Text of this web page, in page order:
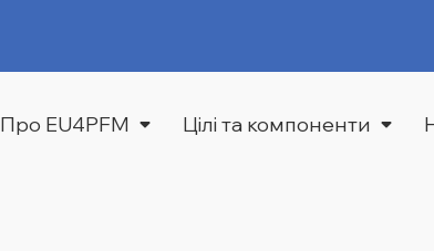
Про EU4PFM Цілі та компоненти